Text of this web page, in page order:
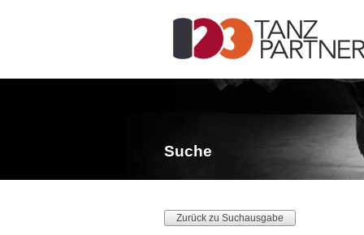
Suche
Zurück zu Suchausgabe